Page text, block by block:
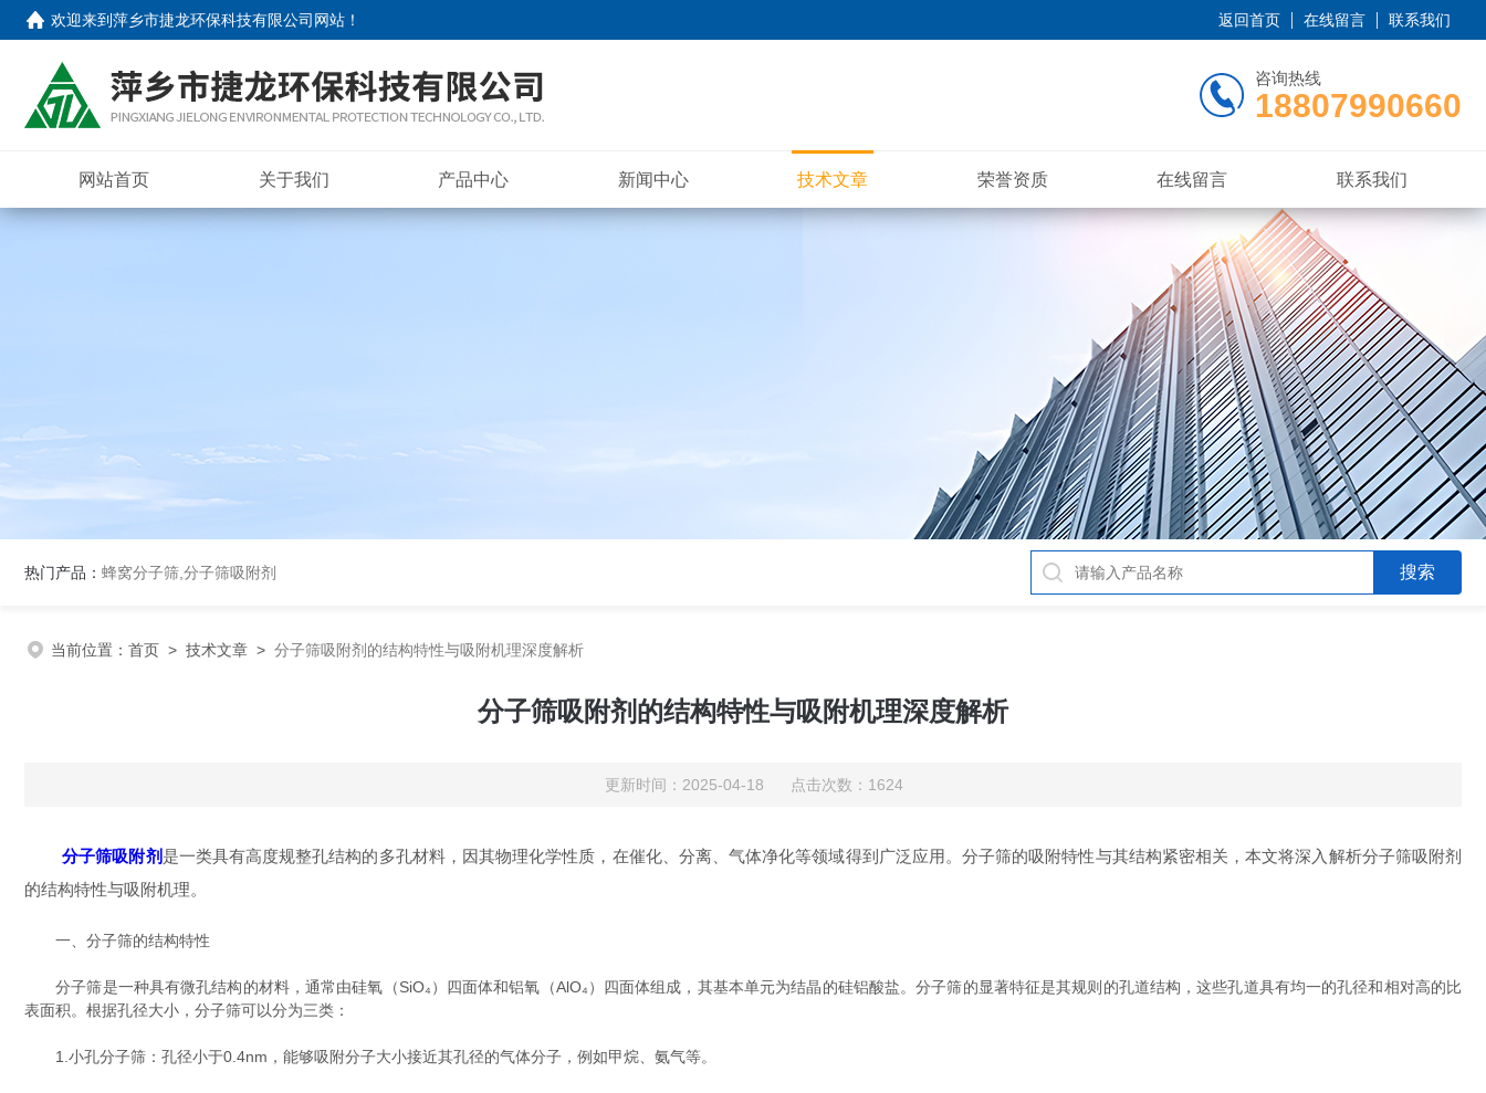
欢迎来到萍乡市捷龙环保科技有限公司网站 ！ 返回首页 在线留言 联系我们
咨询热线
18807990660
网站首页 关于我们 产品中心 新闻中心 技术文章 荣誉资质 在线留言 联系我们
热门产品： 蜂窝分子筛,分子筛吸附剂
当前位置： 首页 > 技术文章 > 分子筛吸附剂的结构特性与吸附机理深度解析
分子筛吸附剂的结构特性与吸附机理深度解析
更新时间：2025-04-18 点击次数：1624
分子筛吸附剂 是一类具有高度规整孔结构的多孔材料，因其物理化学性质，在催化、分离、气体净化等领域得到广泛应用。分子筛的吸附特性与其结构紧密相关，本文将深入解析分子筛吸附剂
的结构特性与吸附机理。
一、分子筛的结构特性
分子筛是一种具有微孔结构的材料，通常由硅氧（SiO₄）四面体和铝氧（AlO₄）四面体组成，其基本单元为结晶的硅铝酸盐。分子筛的显著特征是其规则的孔道结构，这些孔道具有均一的孔径和相对高的比
表面积。根据孔径大小，分子筛可以分为三类：
1.小孔分子筛：孔径小于0.4nm，能够吸附分子大小接近其孔径的气体分子，例如甲烷、氨气等。